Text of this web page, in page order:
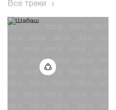
Все треки